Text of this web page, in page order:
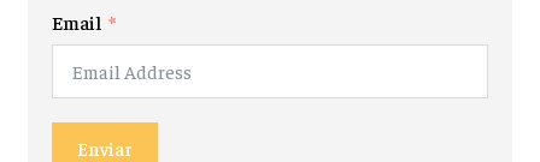
Email
Enviar